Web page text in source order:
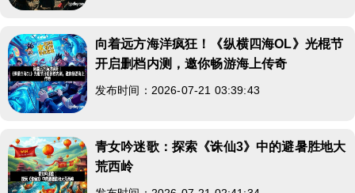
向着远方海洋疯狂！《纵横四海OL》光棍节
开启删档内测，邀你畅游海上传奇
发布时间：2026-07-21 03:39:43
青女吟迷歌：探索《诛仙3》中的避暑胜地大
荒西岭